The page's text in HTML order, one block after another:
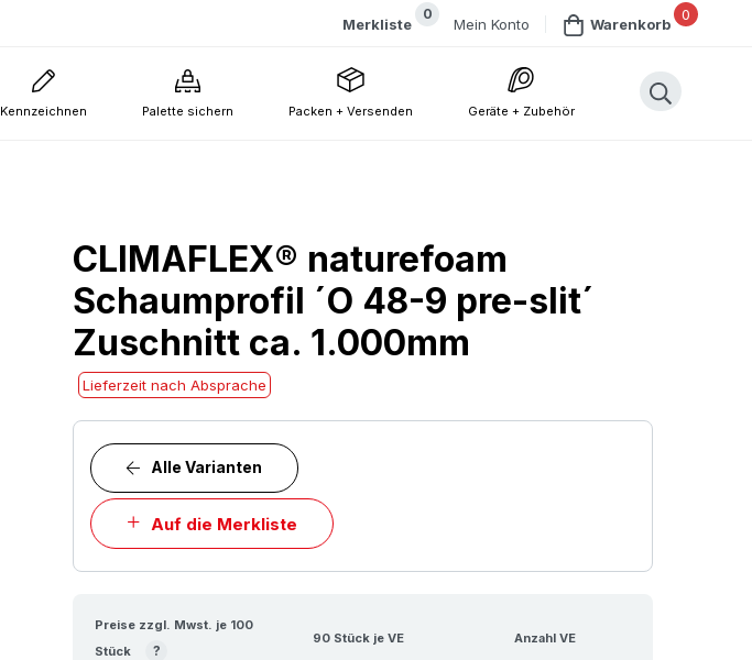
0
Merkliste Mein Konto
0
Warenkorb
Kennzeichnen Palette sichern Packen + Versenden Geräte + Zubehör
CLIMAFLEX® naturefoam
Schaumprofil ´O 48-9 pre-slit´
Zuschnitt ca. 1.000mm
Lieferzeit nach Absprache
Auf die Merkliste
Alle Varianten
Preise zzgl. Mwst. je 100
Stück
?
90 Stück je VE Anzahl VE